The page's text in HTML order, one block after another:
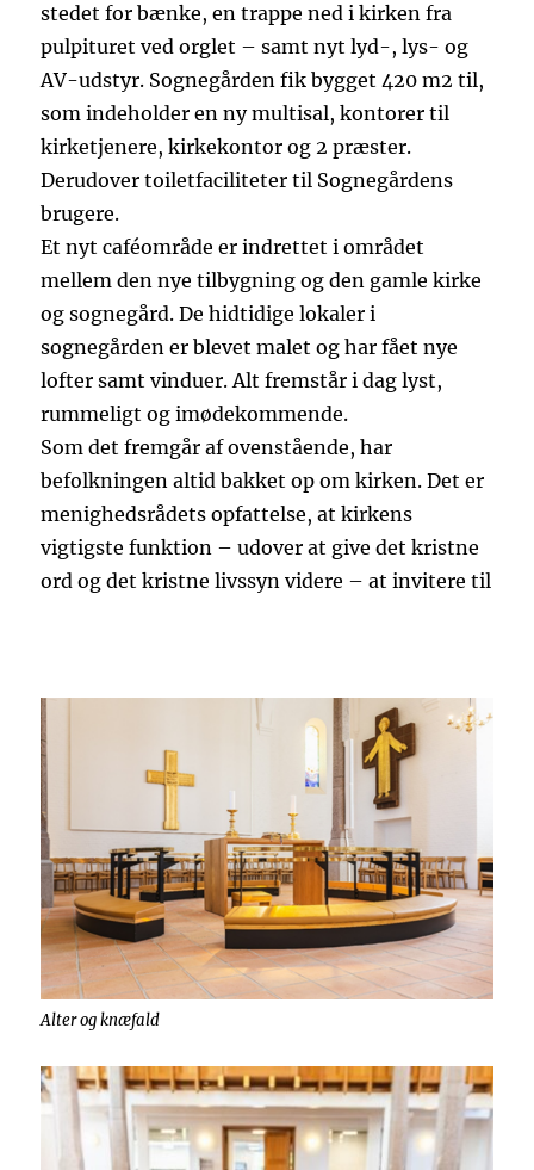
stedet for bænke, en trappe ned i kirken fra
pulpituret ved orglet – samt nyt lyd-, lys- og
AV-udstyr. Sognegården fik bygget 420 m2 til,
som indeholder en ny multisal, kontorer til
kirketjenere, kirkekontor og 2 præster.
Derudover toiletfaciliteter til Sognegårdens
brugere.
Et nyt caféområde er indrettet i området
mellem den nye tilbygning og den gamle kirke
og sognegård. De hidtidige lokaler i
sognegården er blevet malet og har fået nye
lofter samt vinduer. Alt fremstår i dag lyst,
rummeligt og imødekommende.
Som det fremgår af ovenstående, har
befolkningen altid bakket op om kirken. Det er
menighedsrådets opfattelse, at kirkens
vigtigste funktion – udover at give det kristne
ord og det kristne livssyn videre – at invitere til
Alter og knæfald